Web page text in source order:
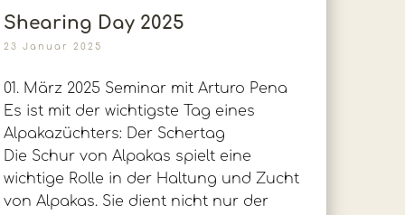
Shearing Day 2025
23 Januar 2025
01. März 2025 Seminar mit Arturo Pena
Es ist mit der wichtigste Tag eines
Alpakazüchters: Der Schertag
Die Schur von Alpakas spielt eine
wichtige Rolle in der Haltung und Zucht
von Alpakas. Sie dient nicht nur der